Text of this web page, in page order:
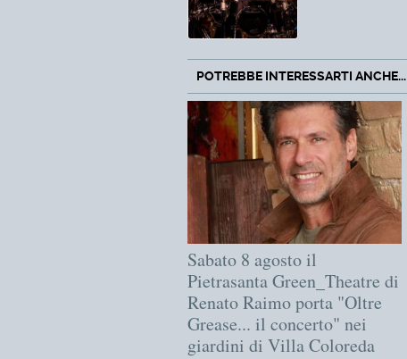
POTREBBE INTERESSARTI ANCHE...
Sabato 8 agosto il
Pietrasanta Green_Theatre di
Renato Raimo porta "Oltre
Grease... il concerto" nei
giardini di Villa Coloreda